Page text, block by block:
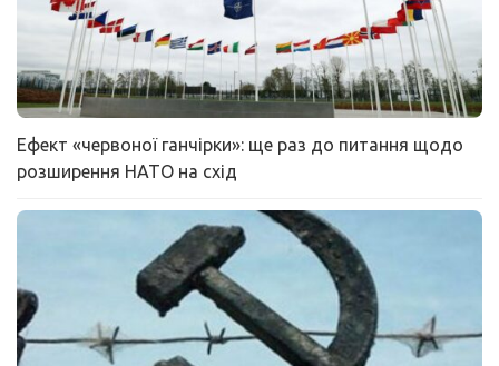
Ефект «червоної ганчірки»: ще раз до питання щодо
розширення НАТО на схід